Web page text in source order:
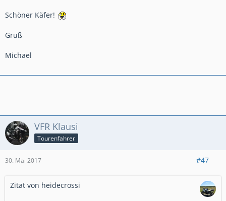
nehme mir aber heraus , auch kritisch sein zu dürfen ,
wenn IHR Das nicht ABkönnt , ist das EUER Problem !
Schöner Käfer!
Gruß
Michael
VFR Klausi
Tourenfahrer
30. Mai 2017 #47
Zitat von heidecrossi